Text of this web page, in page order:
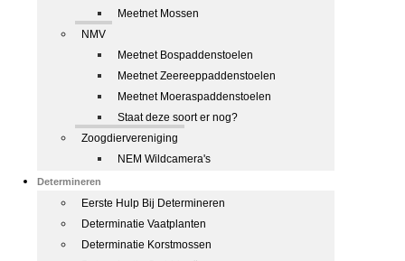
Meetnet Mossen
NMV
Meetnet Bospaddenstoelen
Meetnet Zeereeppaddenstoelen
Meetnet Moeraspaddenstoelen
Staat deze soort er nog?
Zoogdiervereniging
NEM Wildcamera's
Determineren
Eerste Hulp Bij Determineren
Determinatie Vaatplanten
Determinatie Korstmossen